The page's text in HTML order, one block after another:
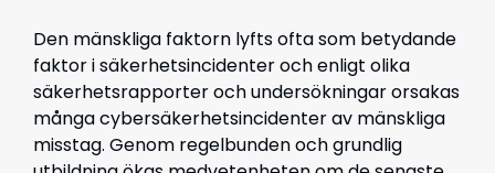
Den mänskliga faktorn lyfts ofta som betydande
faktor i säkerhetsincidenter och enligt olika
säkerhetsrapporter och undersökningar orsakas
många cybersäkerhetsincidenter av mänskliga
misstag. Genom regelbunden och grundlig